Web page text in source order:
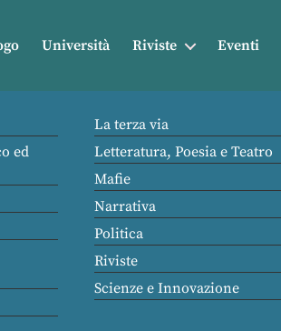
Università Riviste Eventi
ed
La terza via
Letteratura, Poesia e Teatro
Mafie
Narrativa
Politica
Riviste
Scienze e Innovazione